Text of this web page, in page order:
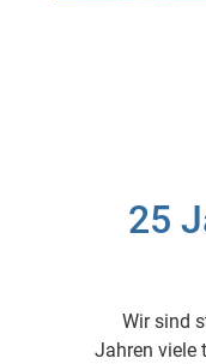
25
Wir sind
Jahren viele